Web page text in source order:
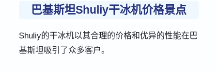
巴基斯坦Shuliy干冰机价格景点
Shuliy的干冰机以其合理的价格和优异的性能在巴
基斯坦吸引了众多客户。